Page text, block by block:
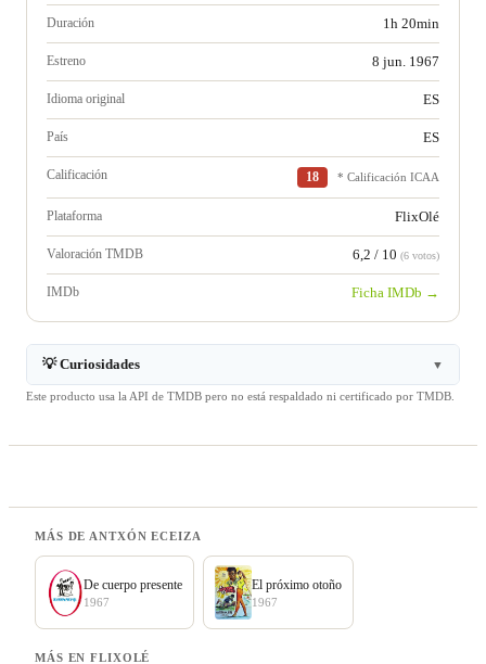
Duración 1h 20min
Estreno 8 jun. 1967
Idioma original ES
País ES
Calificación 18 * Calificación ICAA
Plataforma FlixOlé
Valoración TMDB 6,2 / 10 (6 votos)
IMDb Ficha IMDb →
💡 Curiosidades ▼
Este producto usa la API de TMDB pero no está respaldado ni certificado por TMDB.
MÁS DE ANTXÓN ECEIZA
De cuerpo presente
1967
El próximo otoño
1967
MÁS EN FLIXOLÉ